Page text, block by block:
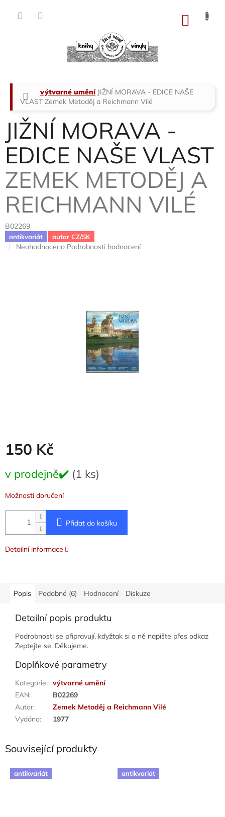
Domů
výtvarné umění JIŽNÍ MORAVA - EDICE NAŠE
VLASTZemek Metoděj a Reichmann Vilé
JIŽNÍ MORAVA -
EDICE NAŠE VLAST
ZEMEK METODĚJ A
REICHMANN VILÉ
B02269
antikvariát autor CZ/SK
Průměrné
Neohodnoceno Podrobnosti hodnocení
150 Kč
cena:
v prodejně✔️ (1 ks)
Možnosti doručení
Přidat do košíku
Detailní informace
Popis Podobné (6) Hodnocení Diskuze
Detailní popis produktu
Podrobnosti se připravují, kdyžtak si o ně napište přes odkaz
Zeptejte se. Děkujeme.
Doplňkové parametry
Kategorie: výtvarné umění
EAN:
B02269
Autor:
Zemek Metoděj a Reichmann Vilé
Vydáno: 1977
Související produkty
antikvariát antikvariát